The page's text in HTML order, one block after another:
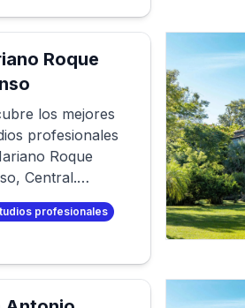
¡crea tus propias
profesionales en
Roque
los mejores
profesionales
Roque
, Central.
el mejor
para tu sesión
¡crea tus
fotos
en
profesionales